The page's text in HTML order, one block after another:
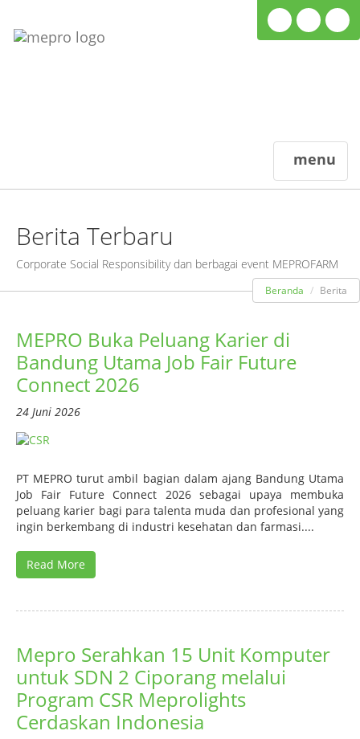
menu
Berita Terbaru
Corporate Social Responsibility dan berbagai event MEPROFARM
Beranda Berita
MEPRO Buka Peluang Karier di
Bandung Utama Job Fair Future
Connect 2026
24 Juni 2026
PT MEPRO turut ambil bagian dalam ajang Bandung Utama
Job Fair Future Connect 2026 sebagai upaya membuka
peluang karier bagi para talenta muda dan profesional yang
ingin berkembang di industri kesehatan dan farmasi....
Read More
Mepro Serahkan 15 Unit Komputer
untuk SDN 2 Ciporang melalui
Program CSR Meprolights
Cerdaskan Indonesia